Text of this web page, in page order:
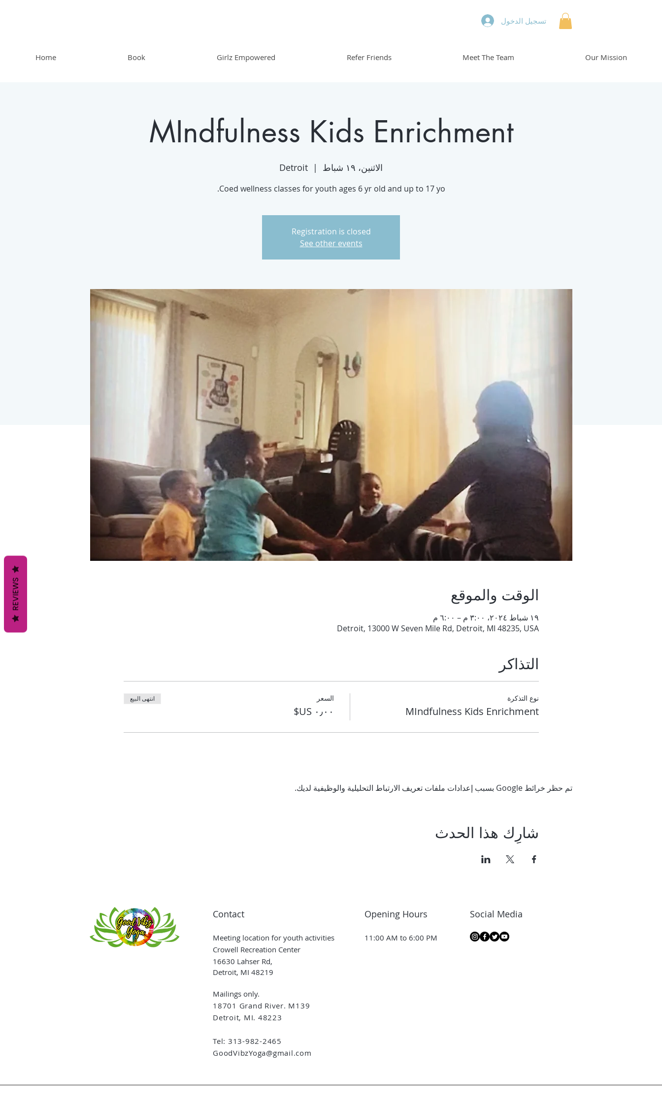
تسجيل الدخول
Home Book Girlz Empowered Refer Friends Meet The Team Our Mission
MIndfulness Kids Enrichment
الاثنين، ١٩ شباط
  |
Detroit
Coed wellness classes for youth ages 6 yr old and up to 17 yo.
Registration is closed
See other events
الوقت والموقع
١٩ شباط ٢٠٢٤، ٣:٠٠ م – ٦:٠٠ م
Detroit, 13000 W Seven Mile Rd, Detroit, MI 48235, USA
التذاكر
نوع التذكرة
MIndfulness Kids Enrichment
السعر انتهى البيع
تم حظر خرائط Google بسبب إعدادات ملفات تعريف الارتباط التحليلية والوظيفية لديك.
شارِك هذا الحدث
Contact
Meeting location for youth activities
Crowell Recreation Center
16630 Lahser Rd,
Detroit, MI 48219
Mailings only.
18701 Grand River. M139
Detroit, MI. 48223
Tel: 313-982-2465
GoodVibzYoga@gmail.com
Opening Hours
11:00 AM to 6:00 PM
Social Media
REVIEWS